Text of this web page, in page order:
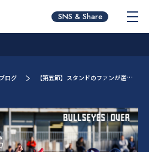
SNS & Share
ブログ 【第五節】スタンドのファンが選ぶMVP！